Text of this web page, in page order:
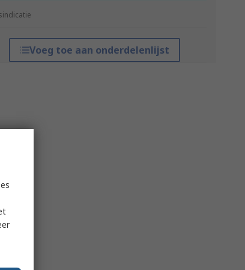
Voeg toe aan onderdelenlijst